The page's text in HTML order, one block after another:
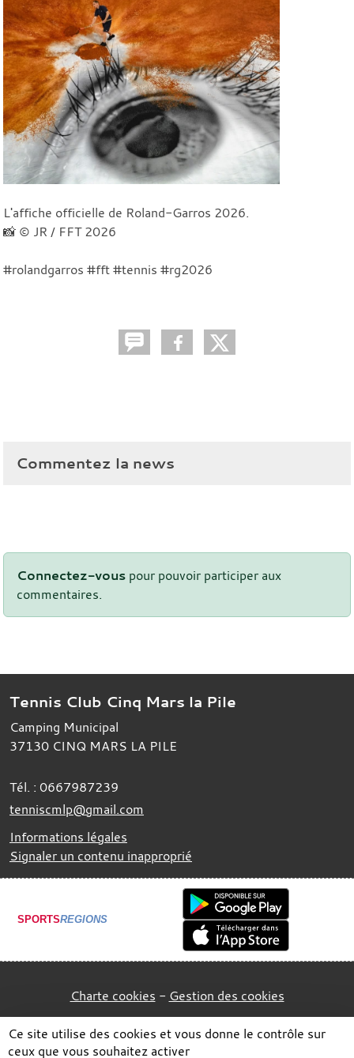
L'affiche officielle de Roland-Garros 2026.
📸 © JR / FFT 2026
#rolandgarros #fft #tennis #rg2026
Commentez la news
Connectez-vous pour pouvoir participer aux
commentaires.
Tennis Club Cinq Mars la Pile
Camping Municipal
37130 CINQ MARS LA PILE
Tél. : 0667987239
tenniscmlp@gmail.com
Informations légales
Signaler un contenu inapproprié
SPORTSREGIONS
Charte cookies Gestion des cookies
Ce site utilise des cookies et vous donne le contrôle sur
ceux que vous souhaitez activer